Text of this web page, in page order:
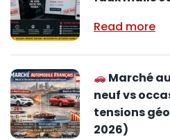
Read more
Marché
neuf vs
tensions
2026)